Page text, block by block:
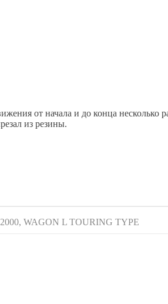
от начала и до конца
из резины.
WAGON L TOURING TYPE